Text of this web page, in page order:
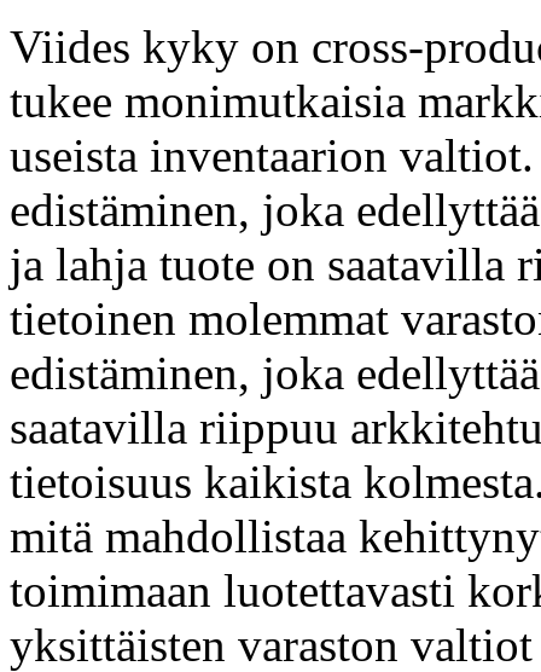
Viides kyky on cross-
tukee monimutkaisia
useista inventaarion
edistäminen, joka
ja lahja tuote on saatavilla
tietoinen molemmat
edistäminen, joka
saatavilla riippuu
tietoisuus kaikista
mitä mahdollistaa
toimimaan luotettavasti
yksittäisten varaston